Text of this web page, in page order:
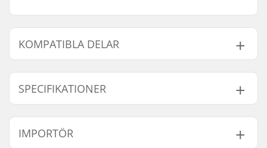
KOMPATIBLA DELAR
Finn produkter som är kompatibla med CORE Pro
Park Knäskydd:
SPECIFIKATIONER
Stil:
Removable knee cap,
IMPORTÖR